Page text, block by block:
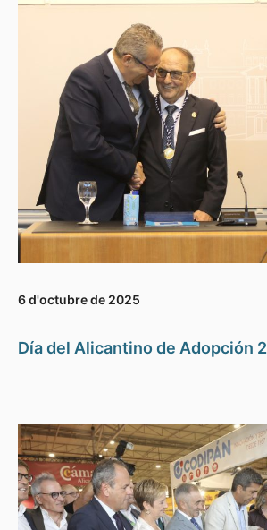
6 d'octubre de 2025
Día del Alicantino de Adopción